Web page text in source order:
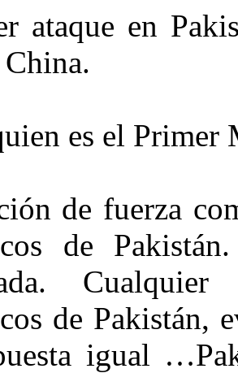
ataque en
China.
es el Primer
de fuerza
de
de Pakistán,
igual …